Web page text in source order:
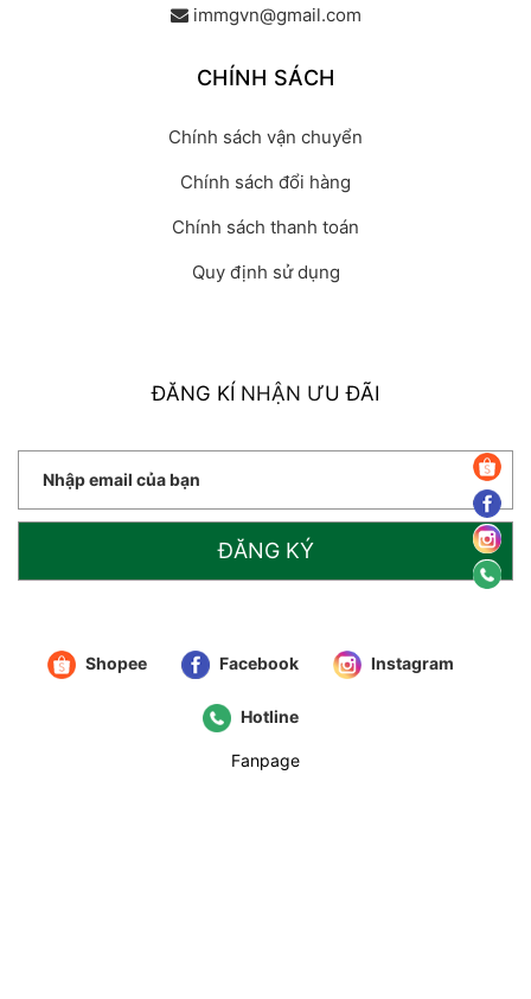
immgvn@gmail.com
CHÍNH SÁCH
Chính sách vận chuyển
Chính sách đổi hàng
Chính sách thanh toán
Quy định sử dụng
ĐĂNG KÍ NHẬN ƯU ĐÃI
ĐĂNG KÝ
Shopee Facebook Instagram
Hotline
Fanpage